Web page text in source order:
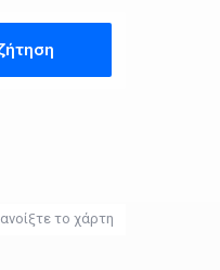
ανοίξτε το χάρτη